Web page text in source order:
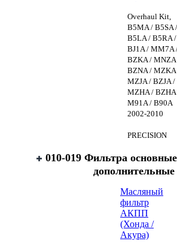
Overhaul Kit,
B5MA / B5SA /
B5LA / B5RA /
BJ1A / MM7A
BZKA /
BZNA /
MZJA / BZJA /
MZHA /
M91A / B90A
2002-2010
PRECISION
010-019 Фильтра
дополнительные
Масляный
фильтр
АКПП
(Хонда /
Акура)